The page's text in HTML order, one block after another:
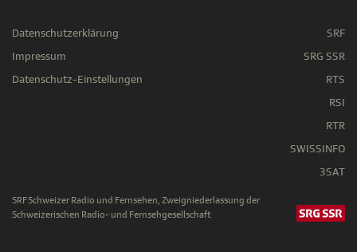
Datenschutzerklärung
Impressum
Datenschutz-Einstellungen
SRF
SRG SSR
RTS
RSI
RTR
SWISSINFO
3SAT
SRF Schweizer Radio und Fernsehen, Zweigniederlassung der
Schweizerischen Radio- und Fernsehgesellschaft